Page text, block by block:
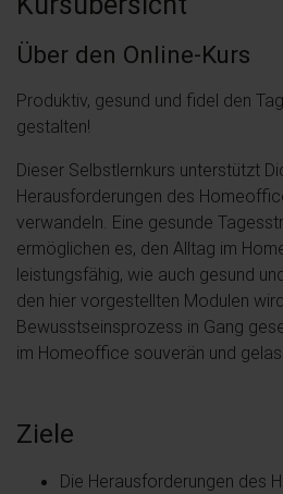
Über den Online-Kurs
Produktiv, gesund und fidel den
gestalten!
Dieser Selbstlernkurs unterstützt
Herausforderungen des
verwandeln. Eine gesunde
ermöglichen es, den Alltag im
leistungsfähig, wie auch gesund
den hier vorgestellten Modulen
Bewusstseinsprozess in Gang
im Homeoffice souverän und
Ziele
Die Herausforderungen des